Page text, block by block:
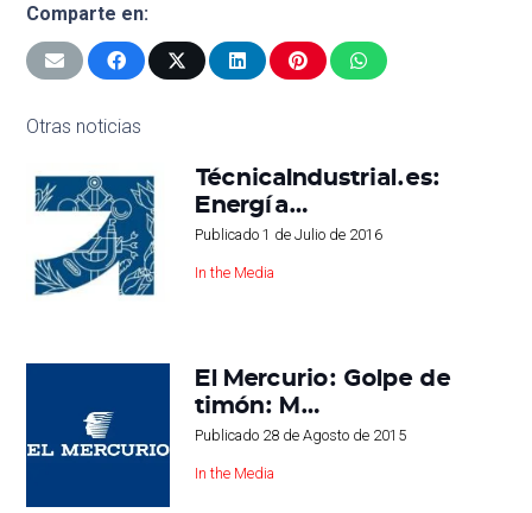
Comparte en:
Otras noticias
TécnicaIndustrial.es:
Energía…
Publicado 1 de Julio de 2016
In the Media
El Mercurio: Golpe de
timón: M…
Publicado 28 de Agosto de 2015
In the Media